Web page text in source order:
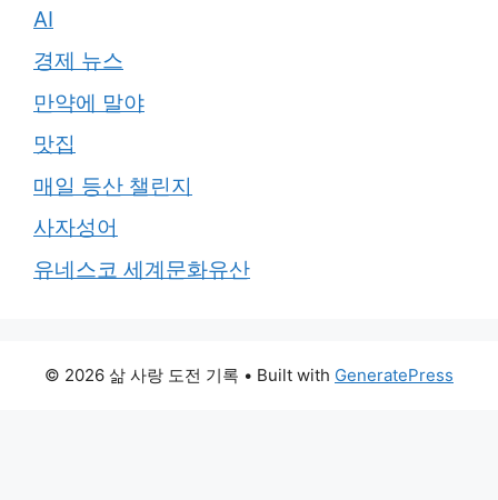
AI
경제 뉴스
만약에 말야
맛집
매일 등산 챌린지
사자성어
유네스코 세계문화유산
© 2026 삶 사랑 도전 기록 • Built with GeneratePress